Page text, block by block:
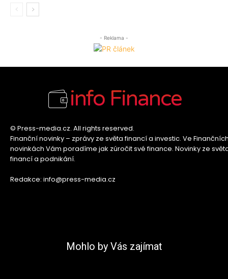
- Reklama -
info Finance
© Press-media.cz. All rights reserved.
Finanční novinky – zprávy ze světa financí a investic. Ve
novinkách Vám poradíme jak zúročit své finance. Novinky ze
financí a podnikání.
Redakce: info@press-media.cz
Mohlo by Vás zajímat